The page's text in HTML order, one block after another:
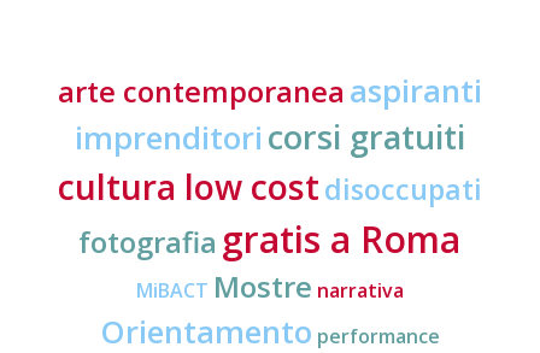
arte contemporanea aspiranti
imprenditori corsi gratuiti
cultura low costdisoccupati
fotografia gratis a Roma
MiBACT Mostre narrativa
Orientamento performance